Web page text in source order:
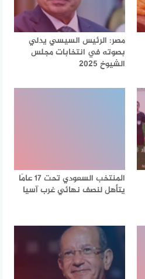
مصر: الرئيس السيسي يدلي
بصوته في انتخابات مجلس
الشيوخ 2025
المنتخب السعودي تحت 17 عامًا
يتأهل لنصف نهائي غرب آسيا